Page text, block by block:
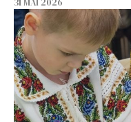
31 MAI 2026